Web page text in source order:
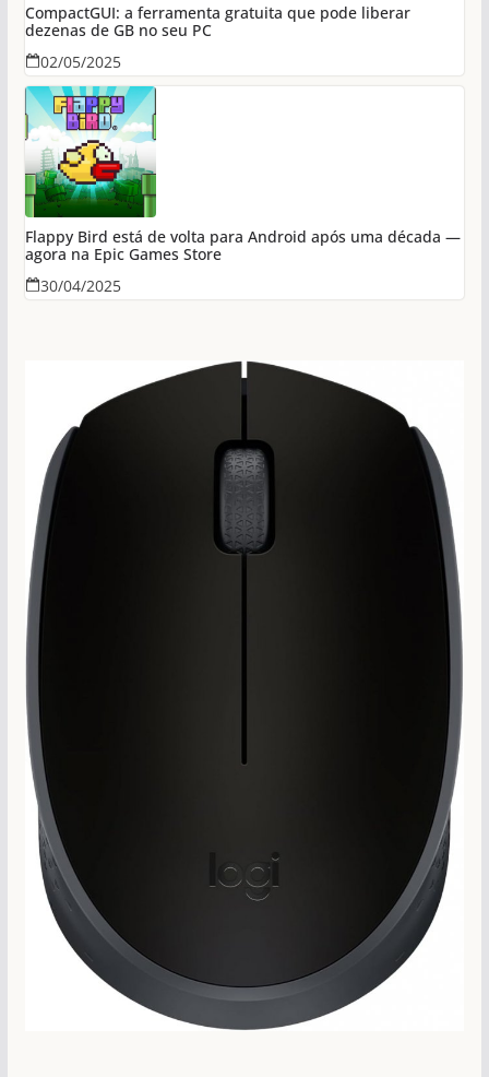
CompactGUI: a ferramenta gratuita que pode liberar
dezenas de GB no seu PC
02/05/2025
Flappy Bird está de volta para Android após uma década —
agora na Epic Games Store
30/04/2025